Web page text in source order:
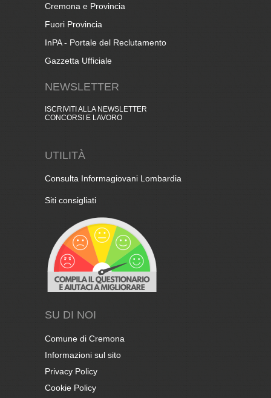
Cremona e Provincia
Fuori Provincia
InPA - Portale del Reclutamento
Gazzetta Ufficiale
NEWSLETTER
ISCRIVITI ALLA NEWSLETTER
CONCORSI E LAVORO
UTILITÀ
Consulta Informagiovani Lombardia
Siti consigliati
SU DI NOI
Comune di Cremona
Informazioni sul sito
Privacy Policy
Cookie Policy